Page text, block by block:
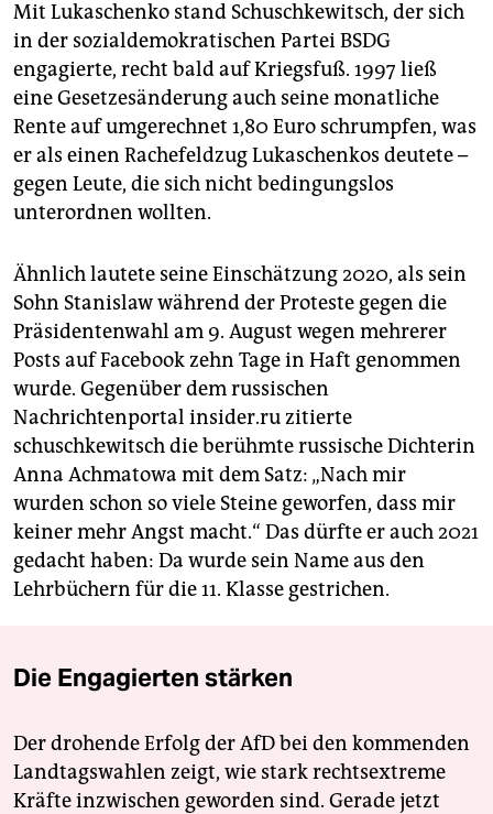
Mit Lukaschenko stand Schuschkewitsch, der sich
in der sozialdemokratischen Partei BSDG
engagierte, recht bald auf Kriegsfuß. 1997 ließ
eine Gesetzesänderung auch seine monatliche
Rente auf umgerechnet 1,80 Euro schrumpfen, was
er als einen Rachefeldzug Lukaschenkos deutete –
gegen Leute, die sich nicht bedingungslos
unterordnen wollten.
Ähnlich lautete seine Einschätzung 2020, als sein
Sohn Stanislaw während der Proteste gegen die
Präsidentenwahl am 9. August wegen mehrerer
Posts auf Facebook zehn Tage in Haft genommen
wurde. Gegenüber dem russischen
Nachrichtenportal insider.ru zitierte
schuschkewitsch die berühmte russische Dichterin
Anna Achmatowa mit dem Satz: „Nach mir
wurden schon so viele Steine geworfen, dass mir
keiner mehr Angst macht.“ Das dürfte er auch 2021
gedacht haben: Da wurde sein Name aus den
Lehrbüchern für die 11. Klasse gestrichen.
Die Engagierten stärken
Der drohende Erfolg der AfD bei den kommenden
Landtagswahlen zeigt, wie stark rechtsextreme
Kräfte inzwischen geworden sind. Gerade jetzt